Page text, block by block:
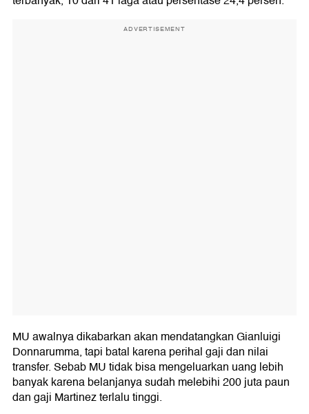
ADVERTISEMENT
MU awalnya dikabarkan akan mendatangkan Gianluigi
Donnarumma, tapi batal karena perihal gaji dan nilai
transfer. Sebab MU tidak bisa mengeluarkan uang lebih
banyak karena belanjanya sudah melebihi 200 juta paun
dan gaji Martinez terlalu tinggi.